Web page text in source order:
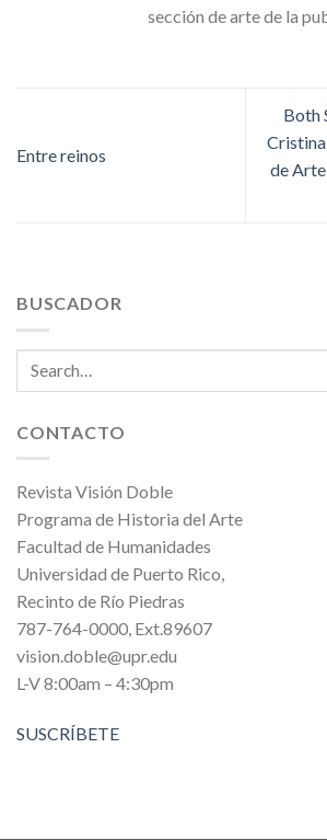
sección de arte de la
Entre reinos
Both
de
BUSCADOR
CONTACTO
Revista Visión Doble
Programa de Historia del Arte
Facultad de Humanidades
Universidad de Puerto Rico,
Recinto de Río Piedras
787-764-0000, Ext.89607
vision.doble@upr.edu
L-V 8:00am – 4:30pm
SUSCRÍBETE